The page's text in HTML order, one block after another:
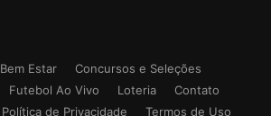
Bem Estar
Concursos e Seleções
Futebol Ao Vivo Loteria
Contato
Política de Privacidade Termos de Uso